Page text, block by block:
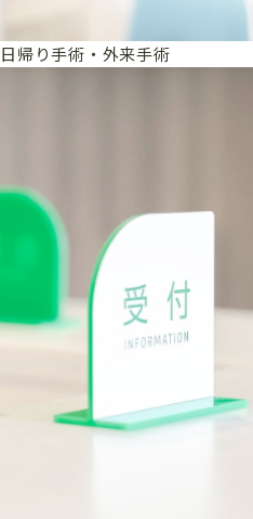
日帰り手術・外来手術